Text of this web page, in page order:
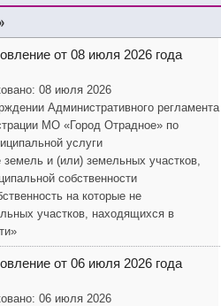
от 08 июля 2026 года
08 июля 2026
Административного регламента
МО «Город Отрадное» по
услуги
и (или) земельных участков,
собственности
на которые не
участков, находящихся в
от 06 июля 2026 года
06 июля 2026